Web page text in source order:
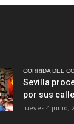
CORRIDA DEL
Sevilla
por sus
jueves 4 junio,